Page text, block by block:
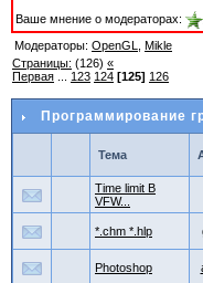
Ваше мнение о модераторах:
Модераторы: OpenGL
Mikle
Страницы: (126) «
Первая
123 124 [125] 126
Программирование
Тема
Time limit B
VFW...
*.chm *.hlp
Photoshop